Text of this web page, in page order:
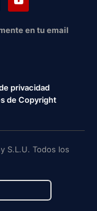
en tu email
privacidad
de Copyright
S.L.U. Todos los